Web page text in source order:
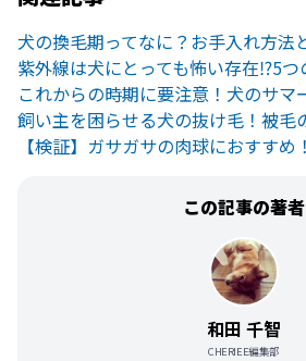
この記事の著者
和田 千智
CHERIEE編集部